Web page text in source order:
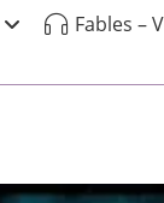
Fables –